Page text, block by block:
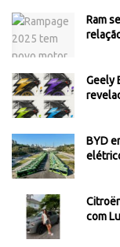
Ram
Geely
BYD
com